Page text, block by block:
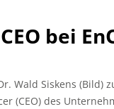
bei
Wald Siskens (Bild)
(CEO) des